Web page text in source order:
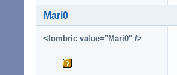
Mari0
<lombric value="Mari0" />